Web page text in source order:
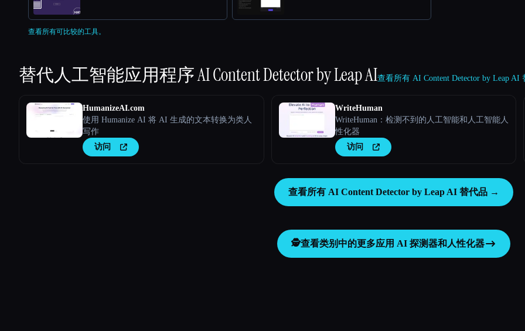
查看所有可比较的工具。
替代人工智能应用程序AI Content Detector by Leap AI查看所有 AI Content Detector by Leap AI
HumanizeAI.com
使用 Humanize AI 将 AI 生成的文本转换为类人
写作
访问
WriteHuman
WriteHuman：检测不到的人工智能和人工智能人
性化器
访问
查看所有 AI Content Detector by Leap AI 替代品 →
🕵️查看类别中的更多应用 AI 探测器和人性化器